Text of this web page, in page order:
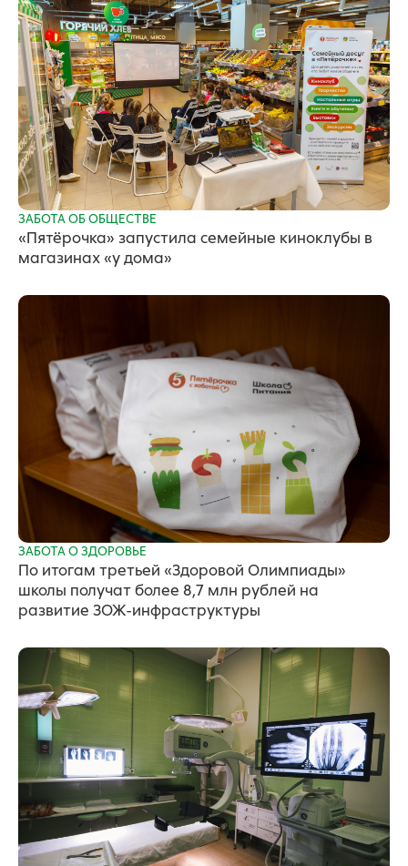
ЗАБОТА ОБ ОБЩЕСТВЕ
«Пятёрочка» запустила семейные киноклубы в
магазинах «у дома»
ЗАБОТА О ЗДОРОВЬЕ
По итогам третьей «Здоровой Олимпиады»
школы получат более 8,7 млн рублей на
развитие ЗОЖ-инфраструктуры